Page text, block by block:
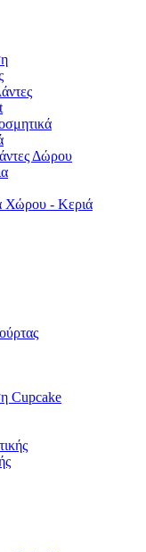
Δώρου
Χώρου - Κεριά
Cupcake